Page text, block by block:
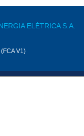
ELÉTRICA S.A.
V1)